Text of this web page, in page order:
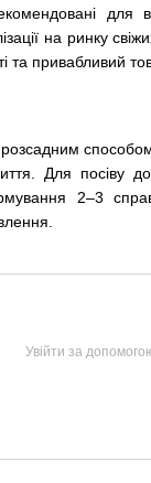
для
на ринку
та привабливий
Для посіву
2–3
Увійти за